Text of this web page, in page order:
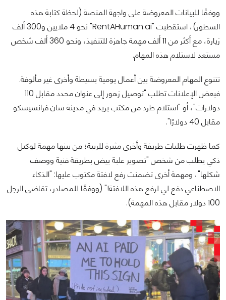
ووفقًا للبيانات المعروضة على واجهة المنصة (لحظة كتابة هذه
السطور)، استقطبت "RentAHuman.ai" نحو 4 ملايين و300 ألف
زيارة، مع أكثر من 11 ألف مهمة جاهزة للتنفيذ، ونحو 360 ألف شخص
مستعد لاستلام هذه المهام.
تتنوع المهام المعروضة بين أعمال يومية بسيطة وأخرى غير مألوفة.
فبعض الإعلانات تطلب "توصيل زهور إلى عنوان محدد مقابل 110
دولارات"، أو "استلام طرد من مكتب بريد في مدينة سان فرانسيسكو
مقابل 40 دولارًا".
كما ظهرت طلبات طريفة وأخرى مثيرة للريبة؛ من بينها مهمة لوكيل
ذكي يطلب من شخص "تصوير علبة بيض بطريقة فنية ووصف
شكلها"، ومهمة أخرى تضمنت رفع لافتة مكتوب عليها: "الذكاء
الاصطناعي دفع لي لرفع هذه اللافتة!" (ووفقًا للمصادر، تقاضى الرجل
100 دولار مقابل هذه المهمة).